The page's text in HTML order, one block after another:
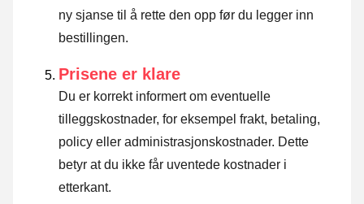
ny sjanse til å rette den opp før du legger inn
bestillingen.
Prisene er klare
Du er korrekt informert om eventuelle
tilleggskostnader, for eksempel frakt, betaling,
policy eller administrasjonskostnader. Dette
betyr at du ikke får uventede kostnader i
etterkant.